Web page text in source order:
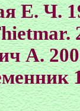
Е. Ч.
А.